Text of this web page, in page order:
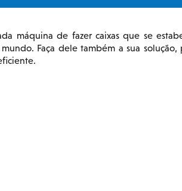
máquina de fazer caixas que se
Faça dele também a sua solução,